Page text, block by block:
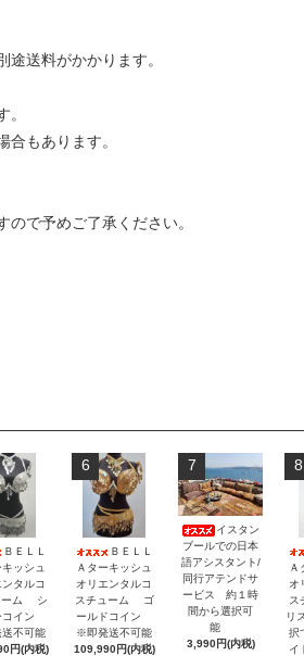
送料がかかります。
もあります。
で予めご了承ください。
ＢＥＬＬ
ッシュ
タルコ
ーム シ
コイン
不可能
円(内税)
6
ＢＥＬＬ
Ａターキッシュ
オリエンタルコ
スチューム ゴ
ールドコイン
※即発送不可能
109,990円(内税)
7
イスタン
ブールでの日本
語アシスタント/
同行アテンドサ
ービス 約１時
間から選択可
能
3,990円(内税)
8
Ａ
オ
ス
リ
択